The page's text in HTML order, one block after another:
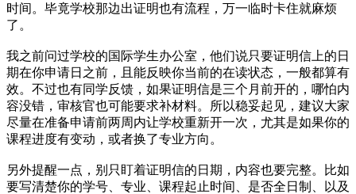
时间。毕竟学校那边出证明也有流程，万一临时卡住就麻烦
了。
我之前问过学校的国际学生办公室，他们说只要证明信上的日
期在你申请日之前，且能反映你当前的在读状态，一般都算有
效。不过也有同学反馈，如果证明信是三个月前开的，哪怕内
容没错，审核官也可能要求补材料。所以稳妥起见，建议大家
尽量在准备申请前两周内让学校重新开一次，尤其是如果你的
课程进度有变动，或者换了专业方向。
另外提醒一点，别只盯着证明信的日期，内容也要完整。比如
要写清楚你的学号、专业、课程起止时间、是否全日制、以及